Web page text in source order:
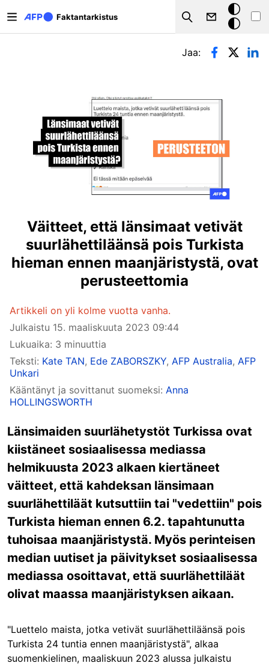
Faktantarkistus
Search
Tumma
tila
Ensisijaiset välilehdet
Jaa:
Väitteet, että länsimaat vetivät
suurlähettiläänsä pois Turkista
hieman ennen maanjäristystä, ovat
perusteettomia
Artikkeli on yli kolme vuotta vanha.
Julkaistu 15. maaliskuuta 2023 09:44
Lukuaika: 3 minuuttia
Teksti: Kate TAN, Ede ZABORSZKY, AFP Australia, AFP
Unkari
Kääntänyt ja sovittanut suomeksi: Anna
HOLLINGSWORTH
Länsimaiden suurlähetystöt Turkissa ovat
kiistäneet sosiaalisessa mediassa
helmikuusta 2023 alkaen kiertäneet
väitteet, että kahdeksan länsimaan
suurlähettiläät kutsuttiin tai "vedettiin" pois
Turkista hieman ennen 6.2. tapahtunutta
tuhoisaa maanjäristystä. Myös perinteisen
median uutiset ja päivitykset sosiaalisessa
mediassa osoittavat, että suurlähettiläät
olivat maassa maanjäristyksen aikaan.
"Luettelo maista, jotka vetivät suurlähettiläänsä pois
Turkista 24 tuntia ennen maanjäristystä", alkaa
suomenkielinen, maaliskuun 2023 alussa julkaistu